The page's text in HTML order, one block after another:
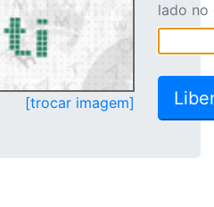
[trocar imagem]
lado no